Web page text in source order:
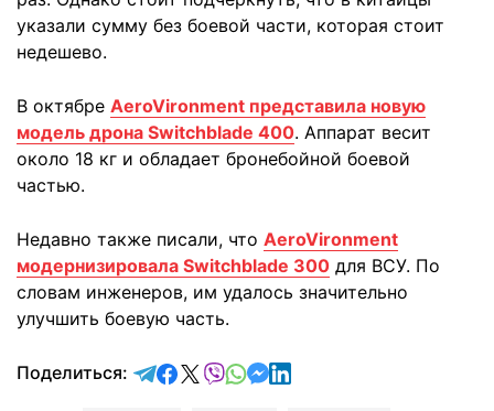
указали сумму без боевой части, которая стоит
недешево.
В октябре AeroVironment представила новую
модель дрона Switchblade 400. Аппарат весит
около 18 кг и обладает бронебойной боевой
частью.
Недавно также писали, что AeroVironment
модернизировала Switchblade 300 для ВСУ. По
словам инженеров, им удалось значительно
улучшить боевую часть.
Поделиться: отправить в Telegram
поделиться в Facebook
поделиться в X
отправить в Viber
отправить в Whatsapp
отправить в Messenger
отправить в LinkedIn